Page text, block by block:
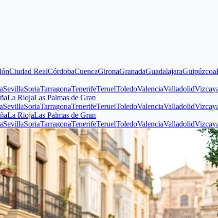
RealCórdobaCuencaGironaGranadaGuadalajaraGuipúzcoaHuelva
SoriaTarragonaTenerifeTeruelToledoValenciaValladolidVizcaya
Las Palmas de Gran
SoriaTarragonaTenerifeTeruelToledoValenciaValladolidVizcaya
Las Palmas de Gran
SoriaTarragonaTenerifeTeruelToledoValenciaValladolidVizcaya